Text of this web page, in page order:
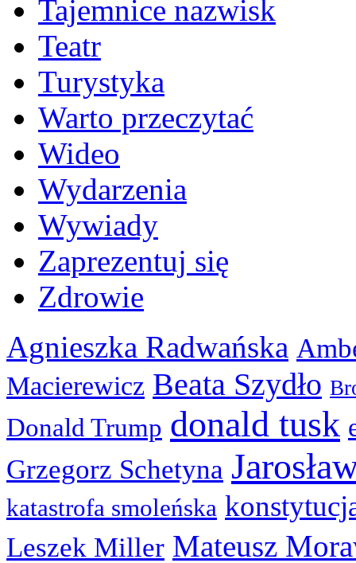
Tajemnice nazwisk
Teatr
Turystyka
Warto przeczytać
Wideo
Wydarzenia
Wywiady
Zaprezentuj się
Zdrowie
Agnieszka Radwańska
Macierewicz Beata Szydło
Donald Trump donald tusk
Grzegorz Schetyna
katastrofa smoleńska
Leszek Miller Mateusz